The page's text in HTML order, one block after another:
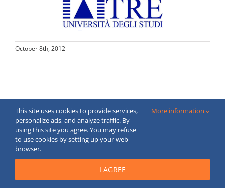
October 8th, 2012
Copyright © 2020 FECBOP. All Rights Reserved.
Created bymodernewebstranky.sk
Email
This site uses cookies to provide services,
personalize ads, and analyze traffic. By
using this site you agree. You may refuse
to use cookies by setting up your web
browser.
More information
I AGREE